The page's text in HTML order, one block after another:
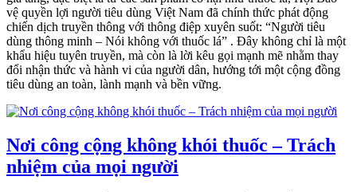
vệ quyền lợi người tiêu dùng Việt Nam đã chính thức phát động
chiến dịch truyền thông với thông điệp xuyên suốt: “Người tiêu
dùng thông minh – Nói không với thuốc lá” . Đây không chỉ là một
khẩu hiệu tuyên truyền, mà còn là lời kêu gọi mạnh mẽ nhằm thay
đổi nhận thức và hành vi của người dân, hướng tới một cộng đồng
tiêu dùng an toàn, lành mạnh và bền vững.
Nơi công cộng không khói thuốc – Trách
nhiệm của mọi người